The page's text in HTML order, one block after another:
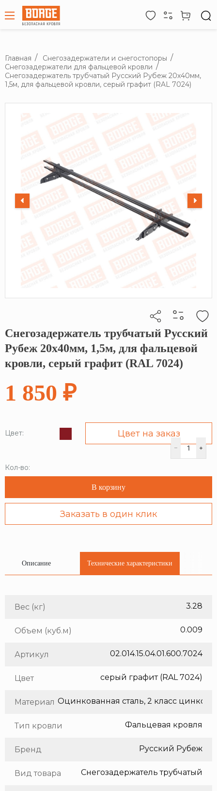
Главная
Снегозадержатели и снегостопоры
Снегозадержатели для фальцевой кровли
Снегозадержатель трубчатый Русский Рубеж 20х40мм,
1,5м, для фальцевой кровли, серый графит (RAL 7024)
Кликните, чтобы скопировать прямую ссылку
Снегозадержатель трубчатый Русский
Рубеж 20х40мм, 1,5м, для фальцевой
кровли, серый графит (RAL 7024)
1 850 ₽
Цвет: Цвет на заказ
Кол-во:
В корзину
Заказать в один клик
Описание Технические характеристики
Вес (кг) 3.28
Объем (куб.м) 0.009
Артикул 02.014.15.04.01.600.7024
Цвет серый графит (RAL 7024)
Материал
Тип кровли Фальцевая кровля
Бренд Русский Рубеж
Вид товара Снегозадержатель трубчатый